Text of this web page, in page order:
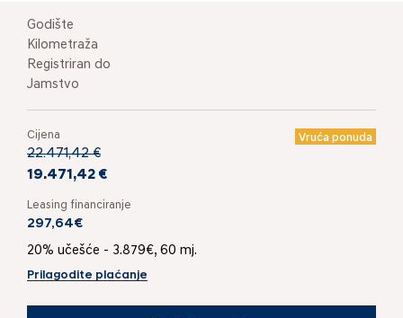
Godište
Kilometraža
Registriran do
Jamstvo
Cijena Vruća ponuda
22.471,42 €
19.471,42 €
Leasing financiranje
297,64€
20% učešće - 3.879€, 60 mj.
Prilagodite plaćanje